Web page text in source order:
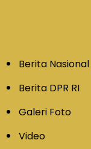
Berita Nasional
Berita DPR RI
Galeri Foto
Video